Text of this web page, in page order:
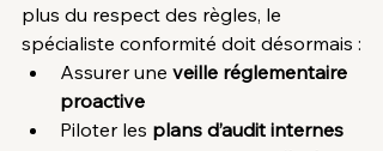
plus du respect des règles, le
spécialiste conformité doit désormais :
Assurer une veille réglementaire
proactive
Piloter les plans d’audit internes